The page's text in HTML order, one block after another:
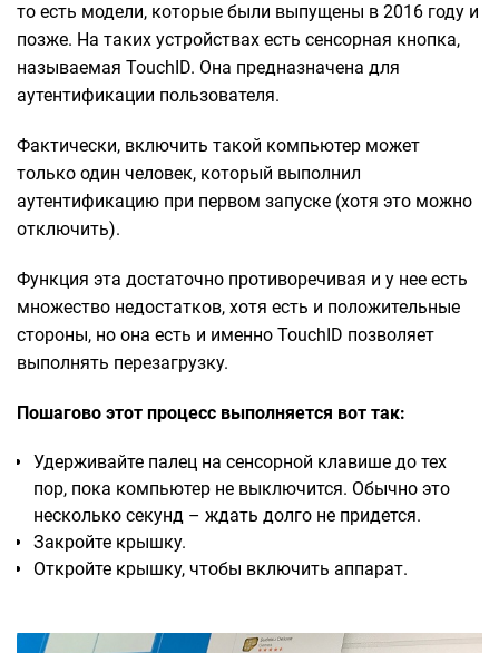
то есть модели, которые были выпущены в 2016 году и
позже. На таких устройствах есть сенсорная кнопка,
называемая TouchID. Она предназначена для
аутентификации пользователя.
Фактически, включить такой компьютер может
только один человек, который выполнил
аутентификацию при первом запуске (хотя это можно
отключить).
Функция эта достаточно противоречивая и у нее есть
множество недостатков, хотя есть и положительные
стороны, но она есть и именно TouchID позволяет
выполнять перезагрузку.
Пошагово этот процесс выполняется вот так:
Удерживайте палец на сенсорной клавише до тех
пор, пока компьютер не выключится. Обычно это
несколько секунд – ждать долго не придется.
Закройте крышку.
Откройте крышку, чтобы включить аппарат.